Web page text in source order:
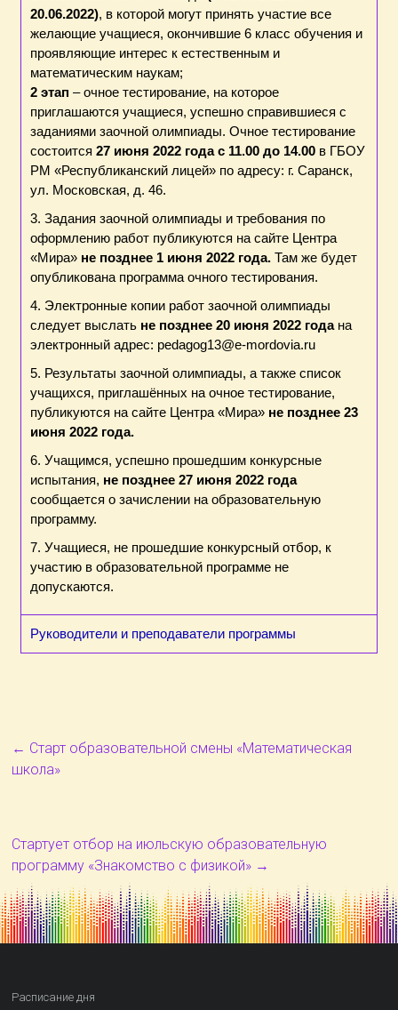
20.06.2022), в которой могут принять участие все
желающие учащиеся, окончившие 6 класс обучения и
проявляющие интерес к естественным и
математическим наукам;
2 этап – очное тестирование, на которое
приглашаются учащиеся, успешно справившиеся с
заданиями заочной олимпиады. Очное тестирование
состоится27 июня 2022 года с 11.00 до 14.00 в ГБОУ
РМ «Республиканский лицей» по адресу: г. Саранск,
ул. Московская, д. 46.
3. Задания заочной олимпиады и требования по
оформлению работ публикуются на сайте Центра
«Мира» не позднее 1 июня 2022 года. Там же будет
опубликована программа очного тестирования.
4. Электронные копии работ заочной олимпиады
следует выслать не позднее 20 июня 2022 годана
электронный адрес: pedagog13@e-mordovia.ru
5. Результаты заочной олимпиады, а также список
учащихся, приглашённых на очное тестирование,
публикуются на сайте Центра «Мира» не позднее 23
июня 2022 года.
6. Учащимся, успешно прошедшим конкурсные
испытания, не позднее 27 июня 2022 года
сообщается о зачислении на образовательную
программу.
7. Учащиеся, не прошедшие конкурсный отбор, к
участию в образовательной программе не
допускаются.
Руководители и преподаватели программы
← Старт образовательной смены «Математическая
школа»
Стартует отбор на июльскую образовательную
программу «Знакомство с физикой» →
Расписание дня